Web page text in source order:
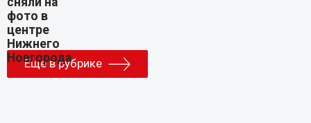
Еще в рубрике